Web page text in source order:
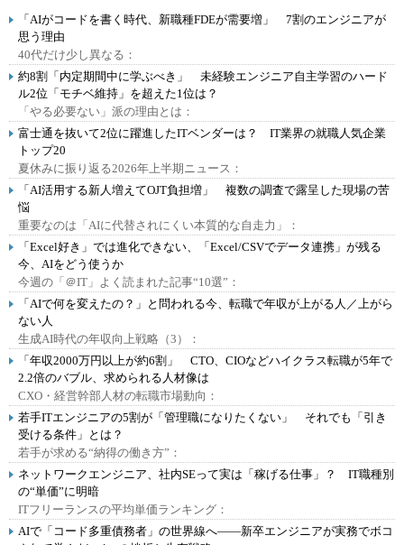
「AIがコードを書く時代、新職種FDEが需要増」 7割のエンジニアが
思う理由
40代だけ少し異なる：
約8割「内定期間中に学ぶべき」 未経験エンジニア自主学習のハード
ル2位「モチベ維持」を超えた1位は？
「やる必要ない」派の理由とは：
富士通を抜いて2位に躍進したITベンダーは？ IT業界の就職人気企業
トップ20
夏休みに振り返る2026年上半期ニュース：
「AI活用する新人増えてOJT負担増」 複数の調査で露呈した現場の苦
悩
重要なのは「AIに代替されにくい本質的な自走力」：
「Excel好き」では進化できない、「Excel/CSVでデータ連携」が残る
今、AIをどう使うか
今週の「＠IT」よく読まれた記事“10選”：
「AIで何を変えたの？」と問われる今、転職で年収が上がる人／上がら
ない人
生成AI時代の年収向上戦略（3）：
「年収2000万円以上が約6割」 CTO、CIOなどハイクラス転職が5年で
2.2倍のバブル、求められる人材像は
CXO・経営幹部人材の転職市場動向：
若手ITエンジニアの5割が「管理職になりたくない」 それでも「引き
受ける条件」とは？
若手が求める“納得の働き方”：
ネットワークエンジニア、社内SEって実は「稼げる仕事」？ IT職種別
の“単価”に明暗
ITフリーランスの平均単価ランキング：
AIで「コード多重債務者」の世界線へ――新卒エンジニアが実務でボコ